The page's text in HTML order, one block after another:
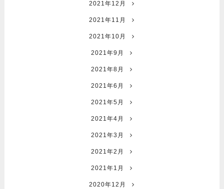
2021年12月
2021年11月
2021年10月
2021年9月
2021年8月
2021年6月
2021年5月
2021年4月
2021年3月
2021年2月
2021年1月
2020年12月